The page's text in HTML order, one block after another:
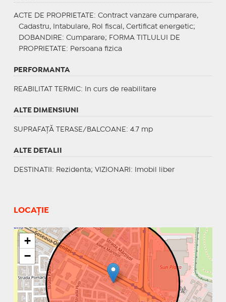
ACTE DE PROPRIETATE : Contract vanzare cumparare,
Cadastru, Intabulare, Rol fiscal, Certificat energetic;
DOBANDIRE : Cumparare; FORMA TITLULUI DE
PROPRIETATE : Persoana fizica
PERFORMANTA
REABILITAT TERMIC: In curs de reabilitare
ALTE DIMENSIUNI
SUPRAFAȚĂ TERASE/BALCOANE: 4.7 mp
ALTE DETALII
DESTINATII : Rezidenta; VIZIONARI : Imobil liber
LOCAȚIE
+
−